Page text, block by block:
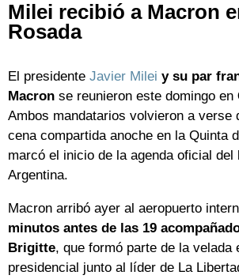
Milei recibió a Macron
Rosada
El presidente Javier Milei y su par
Macron se reunieron este domingo en
Ambos mandatarios volvieron a verse
cena compartida anoche en la Quinta
marcó el inicio de la agenda oficial del
Argentina.
Macron arribó ayer al aeropuerto
minutos antes de las 19
Brigitte, que formó parte de la velada
presidencial junto al líder de La